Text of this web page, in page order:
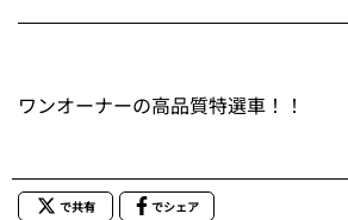
ワンオーナーの高品質特選車！！
で共有 でシェア